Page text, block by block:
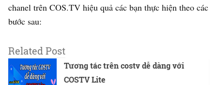
chanel trên COS.TV hiệu quả các bạn thực hiện theo các
bước sau:
Related Post
Tương tác trên costv dễ dàng với
COSTV Lite